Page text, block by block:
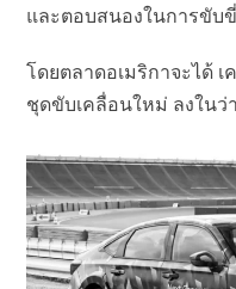
และตอบสนองในการขับ
โดยตลาดอเมริกาจะได้
ชุดขับเคลื่อนใหม่ ลงใน